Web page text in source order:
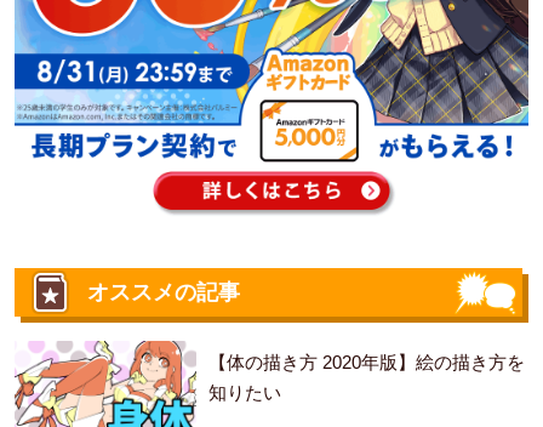
オススメの記事
【体の描き方 2020年版】絵の描き方を
知りたい